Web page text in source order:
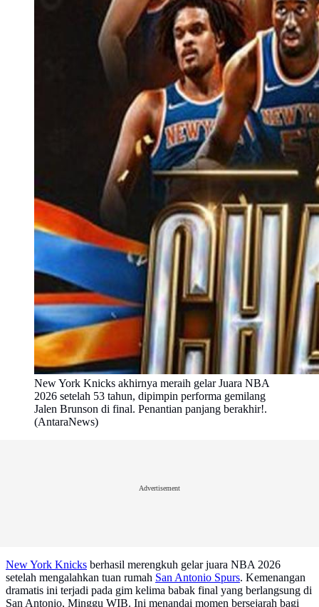
New York Knicks akhirnya meraih gelar Juara NBA
2026 setelah 53 tahun, dipimpin performa gemilang
Jalen Brunson di final. Penantian panjang berakhir!.
(AntaraNews)
Advertisement
New York Knicks berhasil merengkuh gelar juara NBA 2026
setelah mengalahkan tuan rumah San Antonio Spurs. Kemenangan
dramatis ini terjadi pada gim kelima babak final yang berlangsung di
San Antonio, Minggu WIB. Ini menandai momen bersejarah bagi